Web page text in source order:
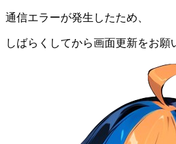
通信エラーが発生したため、
しばらくしてから画面更新をお願